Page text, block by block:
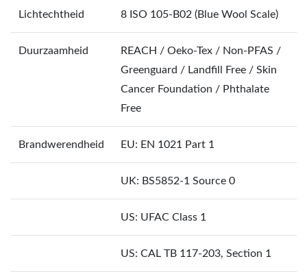
Lichtechtheid 8 ISO 105-B02 (Blue Wool Scale)
Duurzaamheid
REACH / Oeko-Tex / Non-PFAS /
Greenguard / Landfill Free / Skin
Cancer Foundation / Phthalate
Free
Brandwerendheid EU: EN 1021 Part 1
UK: BS5852-1 Source 0
US: UFAC Class 1
US: CAL TB 117-203, Section 1